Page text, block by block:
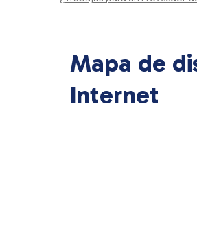
Mapa de
Internet